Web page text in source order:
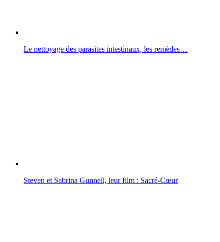
Le nettoyage des parasites intestinaux, les remèdes…
Steven et Sabrina Gunnell, leur film : Sacré-Cœur